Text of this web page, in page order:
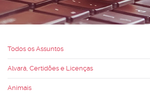
Todos os Assuntos
Alvará, Certidões e Licenças
Animais